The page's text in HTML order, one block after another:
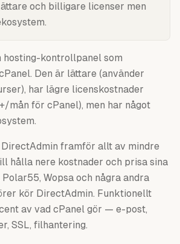
och billigare licenser men
hosting-kontrollpanel som
Den är lättare (använder
har lägre licenskostnader
mån för cPanel), men har något
DirectAdmin framför allt av mindre
hålla nere kostnader och prisa sina
Wopsa och några andra
kör DirectAdmin. Funktionellt
av vad cPanel gör — e-post,
SSL, filhantering.